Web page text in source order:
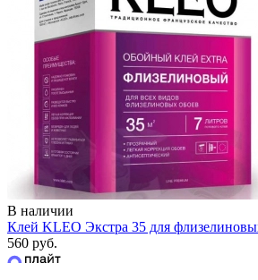
В наличии
Клей KLEO Экстра 35 для
560 руб.